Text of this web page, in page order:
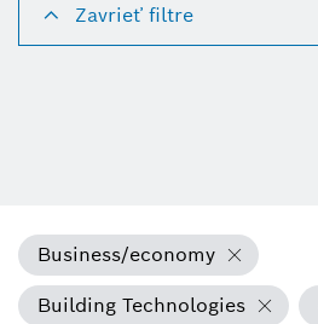
Zavrieť filtre
Business/economy
Building Technologies